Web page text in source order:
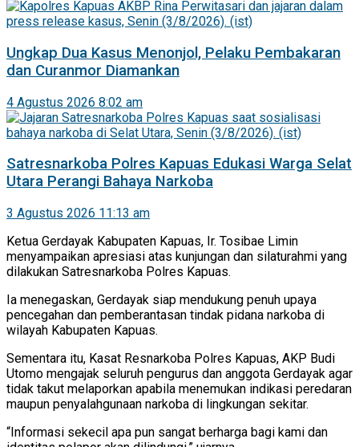
Ungkap Dua Kasus Menonjol, Pelaku Pembakaran
dan Curanmor Diamankan
4 Agustus 2026 8:02 am
Satresnarkoba Polres Kapuas Edukasi Warga Selat
Utara Perangi Bahaya Narkoba
3 Agustus 2026 11:13 am
Ketua Gerdayak Kabupaten Kapuas, Ir. Tosibae Limin
menyampaikan apresiasi atas kunjungan dan silaturahmi yang
dilakukan Satresnarkoba Polres Kapuas.
Ia menegaskan, Gerdayak siap mendukung penuh upaya
pencegahan dan pemberantasan tindak pidana narkoba di
wilayah Kabupaten Kapuas.
Sementara itu, Kasat Resnarkoba Polres Kapuas, AKP Budi
Utomo mengajak seluruh pengurus dan anggota Gerdayak agar
tidak takut melaporkan apabila menemukan indikasi peredaran
maupun penyalahgunaan narkoba di lingkungan sekitar.
“Informasi sekecil apa pun sangat berharga bagi kami dan